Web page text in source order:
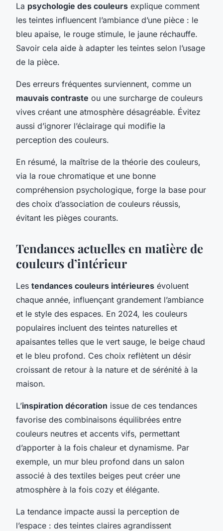
La psychologie des couleurs explique comment
les teintes influencent l’ambiance d’une pièce : le
bleu apaise, le rouge stimule, le jaune réchauffe.
Savoir cela aide à adapter les teintes selon l’usage
de la pièce.
Des erreurs fréquentes surviennent, comme un
mauvais contraste ou une surcharge de couleurs
vives créant une atmosphère désagréable. Évitez
aussi d’ignorer l’éclairage qui modifie la
perception des couleurs.
En résumé, la maîtrise de la théorie des couleurs,
via la roue chromatique et une bonne
compréhension psychologique, forge la base pour
des choix d’association de couleurs réussis,
évitant les pièges courants.
Tendances actuelles en matière de
couleurs d’intérieur
Les tendances couleurs intérieures évoluent
chaque année, influençant grandement l’ambiance
et le style des espaces. En 2024, les couleurs
populaires incluent des teintes naturelles et
apaisantes telles que le vert sauge, le beige chaud
et le bleu profond. Ces choix reflètent un désir
croissant de retour à la nature et de sérénité à la
maison.
L’inspiration décoration issue de ces tendances
favorise des combinaisons équilibrées entre
couleurs neutres et accents vifs, permettant
d’apporter à la fois chaleur et dynamisme. Par
exemple, un mur bleu profond dans un salon
associé à des textiles beiges peut créer une
atmosphère à la fois cozy et élégante.
La tendance impacte aussi la perception de
l’espace : des teintes claires agrandissent